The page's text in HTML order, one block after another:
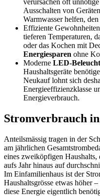
verursachen oft
Ausschalten von
Warmwasser helfen,
Effiziente
tieferen Temperaturen,
oder das Kochen mit
Energiesparen ohne
Moderne LED-
Haushaltsgeräte
Neukauf lohnt sich
Energieeffizienzklasse
Energieverbrauch.
Stromverbrauch
Anteilsmässig tragen in der
am jährlichen
eines zweiköpfigen
aufs Jahr hinaus auf
Im Einfamilienhaus ist der
Haushaltsgrösse etwas höher
diese Energie eigentlich